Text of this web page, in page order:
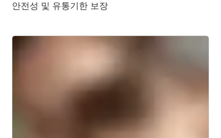
안전성 및 유통기한 보장